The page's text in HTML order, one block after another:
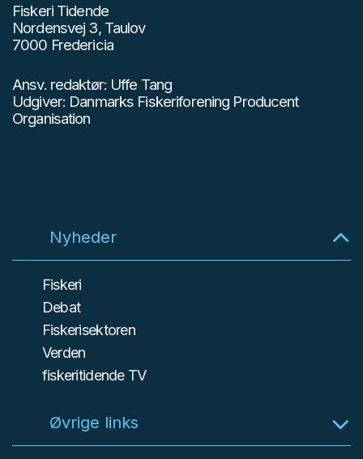
Fiskeri Tidende
Nordensvej 3, Taulov
7000 Fredericia
Ansv. redaktør: Uffe Tang
Udgiver: Danmarks Fiskeriforening Producent
Organisation
Nyheder
Fiskeri
Debat
Fiskerisektoren
Verden
fiskeritidende TV
Øvrige links